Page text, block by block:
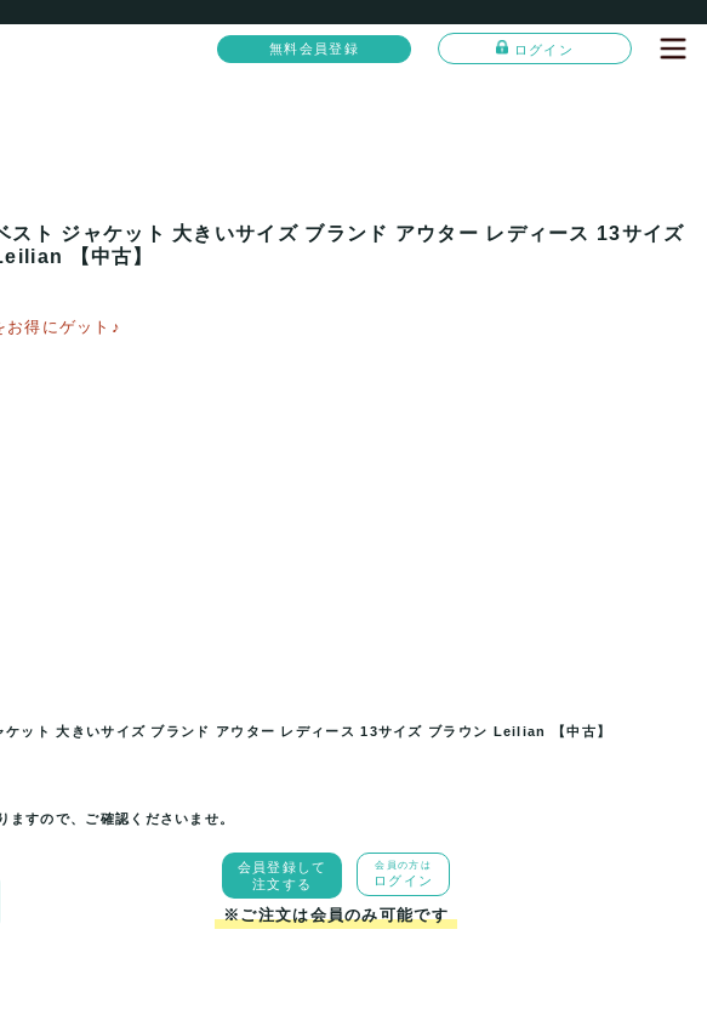
無料会員登録 ログイン
スト ジャケット 大きいサイズ ブランド アウター レディース 13サイズ
【中古】
お得にゲット♪
ット 大きいサイズ ブランド アウター レディース 13サイズ ブラウン Leilian 【中古】
すので、ご確認くださいませ。
会員登録して
注文する
会員の方は
ログイン
※ご注文は会員のみ可能です